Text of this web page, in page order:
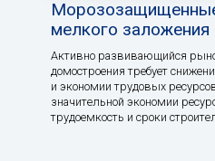
мелкого заложения
Активно развивающийся
домостроения требует
и экономии трудовых
значительной экономии
трудоемкость и сроки